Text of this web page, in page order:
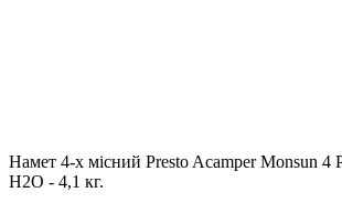
Намет 4-х місний Presto Acamper Monsun 4
H2О - 4,1 кг.